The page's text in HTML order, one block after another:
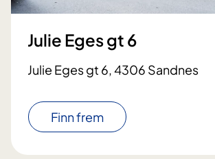
Julie Eges gt 6
Julie Eges gt 6, 4306 Sandnes
Finn frem